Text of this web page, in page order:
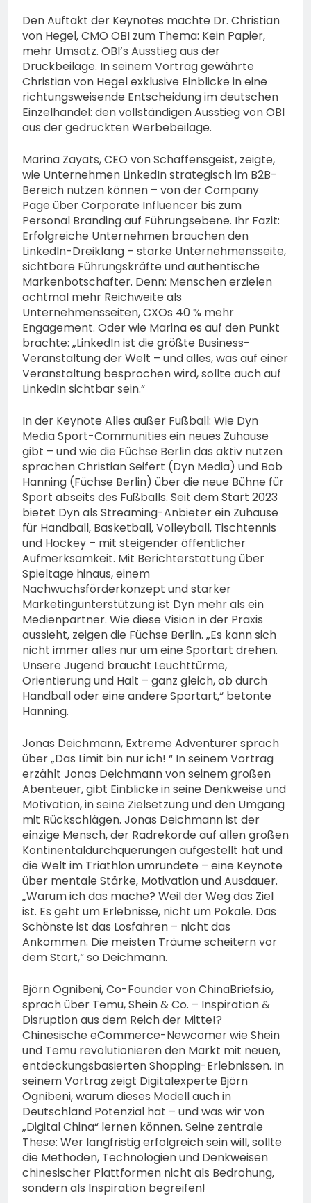
Den Auftakt der Keynotes machte Dr. Christian
von Hegel, CMO OBI zum Thema: Kein Papier,
mehr Umsatz. OBI’s Ausstieg aus der
Druckbeilage. In seinem Vortrag gewährte
Christian von Hegel exklusive Einblicke in eine
richtungsweisende Entscheidung im deutschen
Einzelhandel: den vollständigen Ausstieg von OBI
aus der gedruckten Werbebeilage.
Marina Zayats, CEO von Schaffensgeist, zeigte,
wie Unternehmen LinkedIn strategisch im B2B-
Bereich nutzen können – von der Company
Page über Corporate Influencer bis zum
Personal Branding auf Führungsebene. Ihr Fazit:
Erfolgreiche Unternehmen brauchen den
LinkedIn-Dreiklang – starke Unternehmensseite,
sichtbare Führungskräfte und authentische
Markenbotschafter. Denn: Menschen erzielen
achtmal mehr Reichweite als
Unternehmensseiten, CXOs 40 % mehr
Engagement. Oder wie Marina es auf den Punkt
brachte: „LinkedIn ist die größte Business-
Veranstaltung der Welt – und alles, was auf einer
Veranstaltung besprochen wird, sollte auch auf
LinkedIn sichtbar sein.“
In der Keynote Alles außer Fußball: Wie Dyn
Media Sport-Communities ein neues Zuhause
gibt – und wie die Füchse Berlin das aktiv nutzen
sprachen Christian Seifert (Dyn Media) und Bob
Hanning (Füchse Berlin) über die neue Bühne für
Sport abseits des Fußballs. Seit dem Start 2023
bietet Dyn als Streaming-Anbieter ein Zuhause
für Handball, Basketball, Volleyball, Tischtennis
und Hockey – mit steigender öffentlicher
Aufmerksamkeit. Mit Berichterstattung über
Spieltage hinaus, einem
Nachwuchsförderkonzept und starker
Marketingunterstützung ist Dyn mehr als ein
Medienpartner. Wie diese Vision in der Praxis
aussieht, zeigen die Füchse Berlin. „Es kann sich
nicht immer alles nur um eine Sportart drehen.
Unsere Jugend braucht Leuchttürme,
Orientierung und Halt – ganz gleich, ob durch
Handball oder eine andere Sportart,“ betonte
Hanning.
Jonas Deichmann, Extreme Adventurer sprach
über „Das Limit bin nur ich! “ In seinem Vortrag
erzählt Jonas Deichmann von seinem großen
Abenteuer, gibt Einblicke in seine Denkweise und
Motivation, in seine Zielsetzung und den Umgang
mit Rückschlägen. Jonas Deichmann ist der
einzige Mensch, der Radrekorde auf allen großen
Kontinentaldurchquerungen aufgestellt hat und
die Welt im Triathlon umrundete – eine Keynote
über mentale Stärke, Motivation und Ausdauer.
„Warum ich das mache? Weil der Weg das Ziel
ist. Es geht um Erlebnisse, nicht um Pokale. Das
Schönste ist das Losfahren – nicht das
Ankommen. Die meisten Träume scheitern vor
dem Start,“ so Deichmann.
Björn Ognibeni, Co-Founder von ChinaBriefs.io,
sprach über Temu, Shein & Co. – Inspiration &
Disruption aus dem Reich der Mitte!?
Chinesische eCommerce-Newcomer wie Shein
und Temu revolutionieren den Markt mit neuen,
entdeckungsbasierten Shopping-Erlebnissen. In
seinem Vortrag zeigt Digitalexperte Björn
Ognibeni, warum dieses Modell auch in
Deutschland Potenzial hat – und was wir von
„Digital China“ lernen können. Seine zentrale
These: Wer langfristig erfolgreich sein will, sollte
die Methoden, Technologien und Denkweisen
chinesischer Plattformen nicht als Bedrohung,
sondern als Inspiration begreifen!